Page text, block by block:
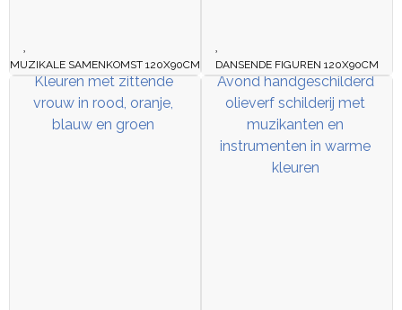
MUZIKALE SAMENKOMST 120X90CM DANSENDE FIGUREN 120X90CM